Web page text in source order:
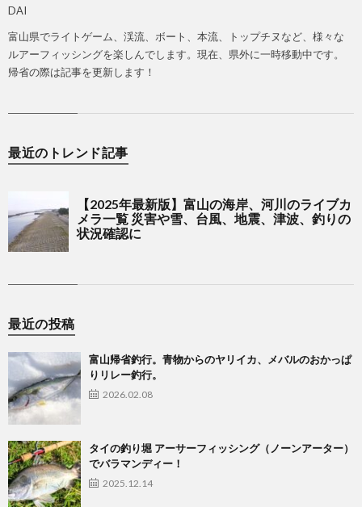
DAI
富山県でライトゲーム、渓流、ボート、本流、トップチヌなど、様々な
ルアーフィッシングを楽しんでします。現在、県外に一時移動中です。
帰省の際は記事を更新します！
最近のトレンド記事
最近の投稿
富山帰省釣行。青物からのヤリイカ、メバルのおかっぱ
りリレー釣行。
2026.02.08
タイの釣り堀 アーサーフィッシング（ノーンアーター）
でバラマンディー！
2025.12.14